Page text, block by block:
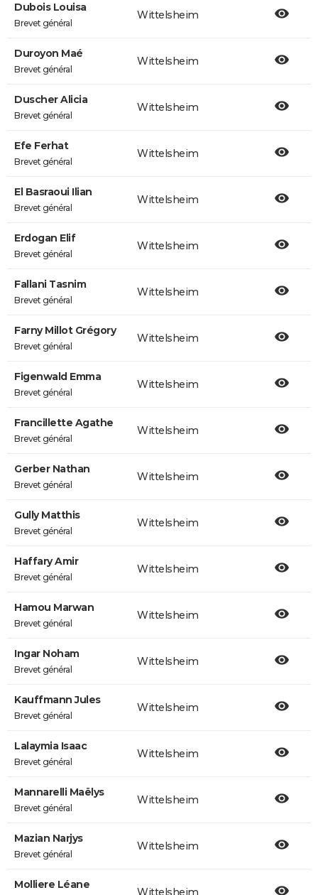
Dubois Louisa
Brevet général
Wittelsheim
Duroyon Maé
Brevet général
Wittelsheim
Duscher Alicia
Brevet général
Wittelsheim
Efe Ferhat
Brevet général
Wittelsheim
El Basraoui Ilian
Brevet général
Wittelsheim
Erdogan Elif
Brevet général
Wittelsheim
Fallani Tasnim
Brevet général
Wittelsheim
Farny Millot Grégory
Brevet général
Wittelsheim
Figenwald Emma
Brevet général
Wittelsheim
Francillette Agathe
Brevet général
Wittelsheim
Gerber Nathan
Brevet général
Wittelsheim
Gully Matthis
Brevet général
Wittelsheim
Haffary Amir
Brevet général
Wittelsheim
Hamou Marwan
Brevet général
Wittelsheim
Ingar Noham
Brevet général
Wittelsheim
Kauffmann Jules
Brevet général
Wittelsheim
Lalaymia Isaac
Brevet général
Wittelsheim
Mannarelli Maëlys
Brevet général
Wittelsheim
Mazian Narjys
Brevet général
Wittelsheim
Molliere Léane
Wittelsheim